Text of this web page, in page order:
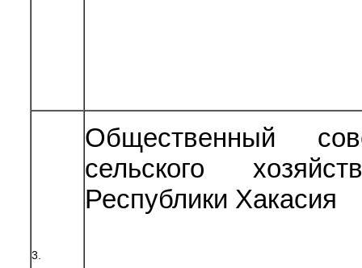
3.
Общественный
сельского
Республики Хакасия